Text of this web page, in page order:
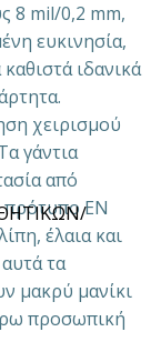
8 mil/0,2 mm,
ευκινησία,
ιδανικά
χειρισμού
γάντια
από
EN
έλαια και
τα
μακρύ μανίκι
προσωπική